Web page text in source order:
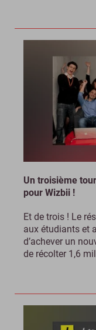
Un troisième
pour Wizbii !
Et de trois ! Le
aux étudiants et
d’achever un
de récolter 1,6